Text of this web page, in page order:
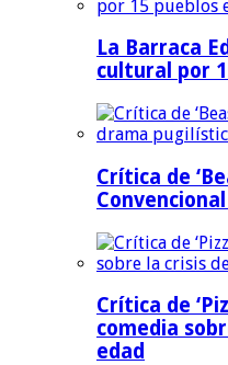
La Barraca
cultural por
Crítica de
Crítica de
comedia
edad